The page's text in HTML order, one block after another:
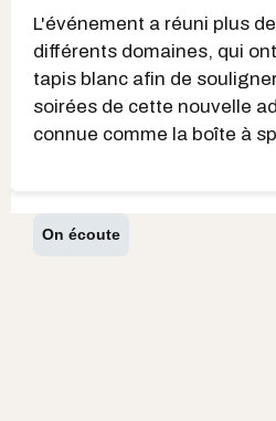
L'événement a réuni plus
différents domaines, qui
tapis blanc afin de
soirées de cette nouvelle
connue comme la boîte à
On écoute